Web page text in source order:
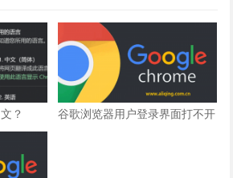
？
谷歌浏览器用户登录界面打不开